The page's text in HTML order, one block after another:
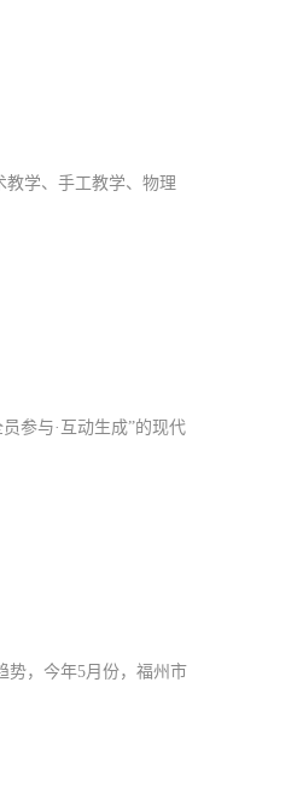
教学、手工教学、物理
参与·互动生成”的现代
势，今年5月份，福州市